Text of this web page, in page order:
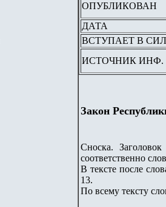
ОПУБЛИКОВАН
ДАТА
ВСТУПАЕТ В
ИСТОЧНИК ИНФ.
Закон
Сноска.
соответственно
В тексте после
13.
По всему тексту